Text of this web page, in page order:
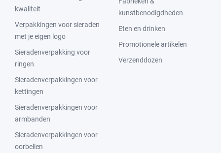
kwaliteit
Verpakkingen voor sieraden
met je eigen logo
Sieradenverpakking voor
ringen
Sieradenverpakkingen voor
kettingen
Sieradenverpakkingen voor
armbanden
Sieradenverpakkingen voor
oorbellen
kunstbenodigdheden
Eten en drinken
Promotionele artikelen
Verzenddozen